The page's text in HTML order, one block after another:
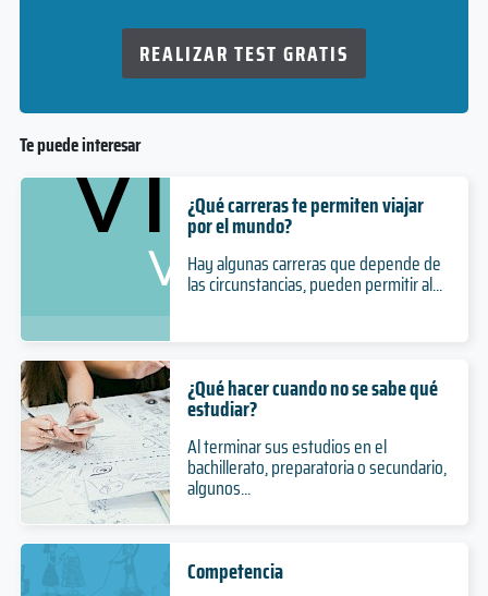
REALIZAR TEST GRATIS
Te puede interesar
¿Qué carreras te permiten viajar
por el mundo?
Hay algunas carreras que depende de
las circunstancias, pueden permitir al...
¿Qué hacer cuando no se sabe qué
estudiar?
Al terminar sus estudios en el
bachillerato, preparatoria o secundario,
algunos...
Competencia